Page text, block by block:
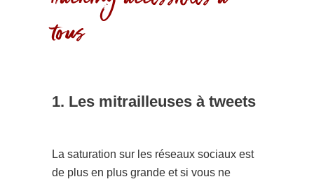
tous
1. Les mitrailleuses à tweets
La saturation sur les réseaux sociaux est
de plus en plus grande et si vous ne